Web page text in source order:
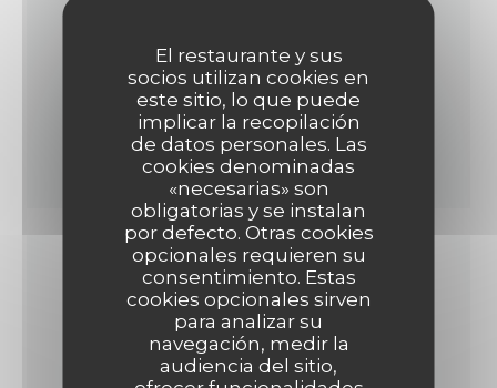
El restaurante y sus
socios utilizan cookies en
este sitio, lo que puede
implicar la recopilación
de datos personales. Las
cookies denominadas
«necesarias» son
obligatorias y se instalan
por defecto. Otras cookies
opcionales requieren su
consentimiento. Estas
cookies opcionales sirven
para analizar su
navegación, medir la
audiencia del sitio,
RESTAURANTE ITALIANO
PASTIFICIO NORMA